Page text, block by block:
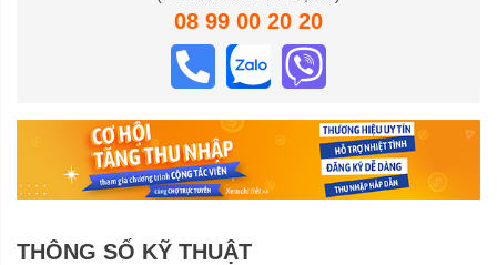
08 99 00 20 20
THÔNG SỐ KỸ THUẬT